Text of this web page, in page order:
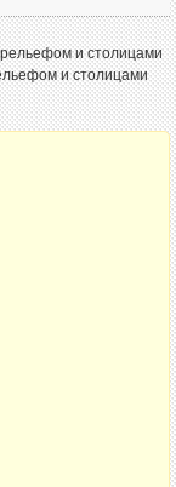
и столицами
и столицами